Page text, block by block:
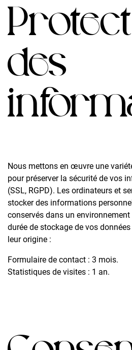
des
Nous mettons en œuvre une
pour préserver la sécurité de vos
(SSL, RGPD). Les ordinateurs et
stocker des informations
conservés dans un
durée de stockage de vos
leur origine :
Formulaire de contact : 3 mois.
Statistiques de visites : 1 an.